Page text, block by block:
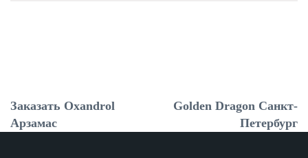
Заказать Oxandrol
Арзамас
Golden Dragon Санкт-
Петербург